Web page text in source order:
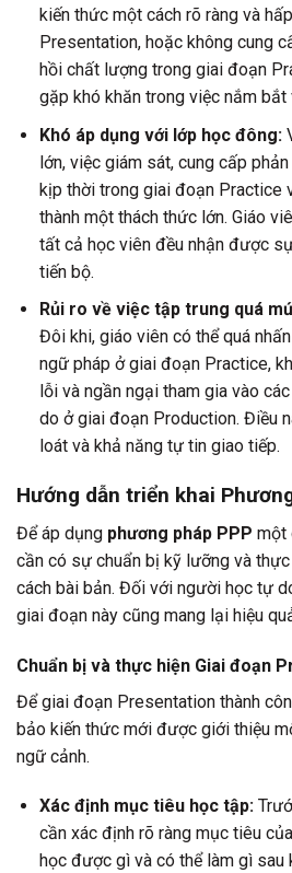
kiến thức một cách rõ ràng và
Presentation, hoặc không cung
hồi chất lượng trong giai đoạn
gặp khó khăn trong việc nắm bắt
Khó áp dụng với lớp học đông:
lớn, việc giám sát, cung cấp
kịp thời trong giai đoạn Practice
thành một thách thức lớn. Giáo
tất cả học viên đều nhận được
tiến bộ.
Rủi ro về việc tập trung quá
Đôi khi, giáo viên có thể quá
ngữ pháp ở giai đoạn Practice,
lỗi và ngần ngại tham gia vào
do ở giai đoạn Production. Điều
loát và khả năng tự tin giao tiếp.
Hướng dẫn triển khai
Để áp dụng phương pháp PPP một
cần có sự chuẩn bị kỹ lưỡng và
cách bài bản. Đối với người học tự
giai đoạn này cũng mang lại hiệu
Chuẩn bị và thực hiện Giai đoạn
Để giai đoạn Presentation thành
bảo kiến thức mới được giới thiệu
ngữ cảnh.
Xác định mục tiêu học tập:
cần xác định rõ ràng mục tiêu
học được gì và có thể làm gì sau